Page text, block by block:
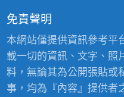
免責聲明
本網站僅提供資訊參考平
載一切的資訊、文字、照
料，無論其為公開張貼或
事，均為『內容』提供者